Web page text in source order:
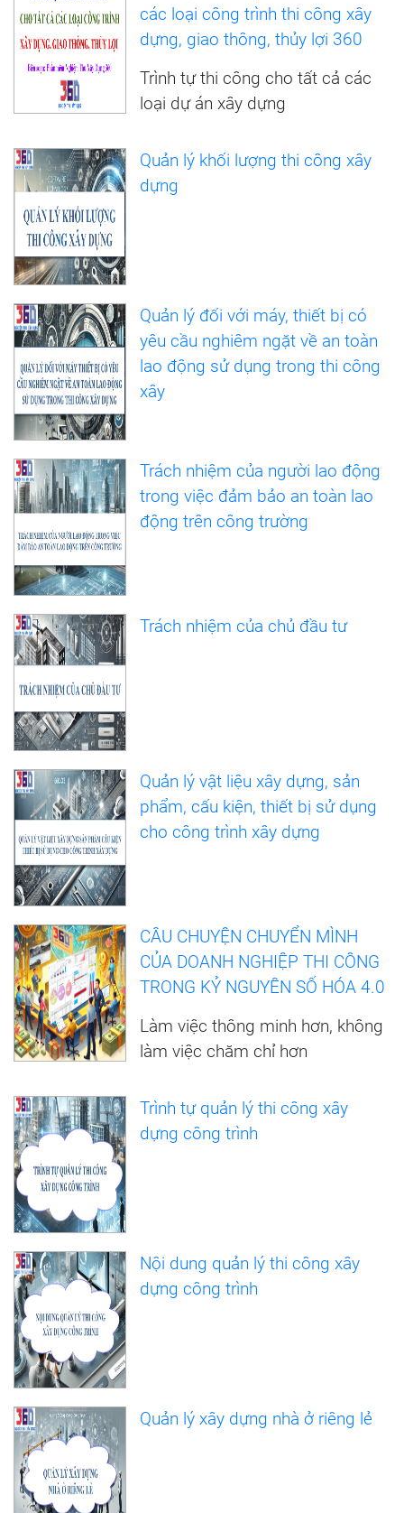
các loại công trình thi công xây
dựng, giao thông, thủy lợi 360
Trình tự thi công cho tất cả các
loại dự án xây dựng
Quản lý khối lượng thi công xây
dựng
Quản lý đối với máy, thiết bị có
yêu cầu nghiêm ngặt về an toàn
lao động sử dụng trong thi công
xây
Trách nhiệm của người lao động
trong việc đảm bảo an toàn lao
động trên công trường
Trách nhiệm của chủ đầu tư
Quản lý vật liệu xây dựng, sản
phẩm, cấu kiện, thiết bị sử dụng
cho công trình xây dựng
CÂU CHUYỆN CHUYỂN MÌNH
CỦA DOANH NGHIỆP THI CÔNG
TRONG KỶ NGUYÊN SỐ HÓA 4.0
Làm việc thông minh hơn, không
làm việc chăm chỉ hơn
Trình tự quản lý thi công xây
dựng công trình
Nội dung quản lý thi công xây
dựng công trình
Quản lý xây dựng nhà ở riêng lẻ